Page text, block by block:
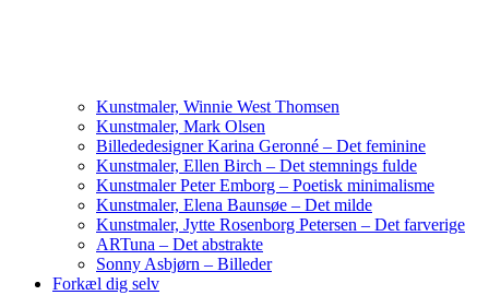
Kunstmaler, Winnie West Thomsen
Kunstmaler, Mark Olsen
Billededesigner Karina Geronné – Det feminine
Kunstmaler, Ellen Birch – Det stemnings fulde
Kunstmaler Peter Emborg – Poetisk minimalisme
Kunstmaler, Elena Baunsøe – Det milde
Kunstmaler, Jytte Rosenborg Petersen – Det farverige
ARTuna – Det abstrakte
Sonny Asbjørn – Billeder
Forkæl dig selv